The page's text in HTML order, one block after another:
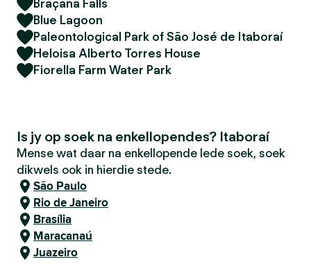
Braçanã Falls
Blue Lagoon
Paleontological Park of São José de Itaboraí
Heloisa Alberto Torres House
Fiorella Farm Water Park
Is jy op soek na enkellopendes? Itaboraí
Mense wat daar na enkellopende lede soek, soek
dikwels ook in hierdie stede.
São Paulo
Rio de Janeiro
Brasília
Maracanaú
Juazeiro